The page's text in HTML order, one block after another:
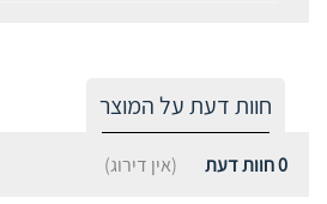
חוות דעת על המוצר
0חוות דעת (אין דירוג)